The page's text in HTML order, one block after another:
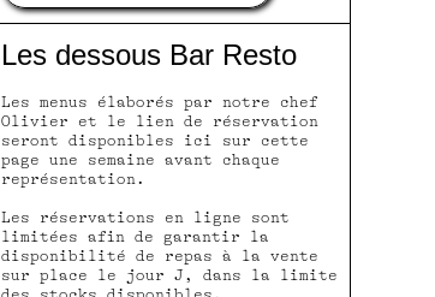
Les dessous Bar Resto
Les menus élaborés par notre chef
Olivier et le lien de réservation
seront disponibles ici sur cette
page une semaine avant chaque
représentation.
Les réservations en ligne sont
limitées afin de garantir la
disponibilité de repas à la vente
sur place le jour J, dans la limite